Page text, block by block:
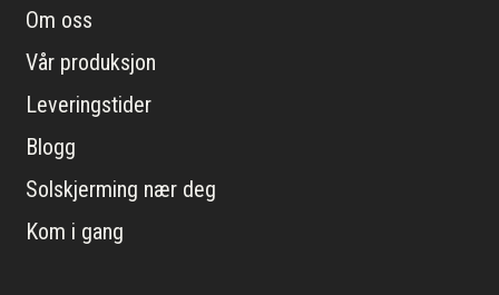
Om oss
Vår produksjon
Leveringstider
Blogg
Solskjerming nær deg
Kom i gang